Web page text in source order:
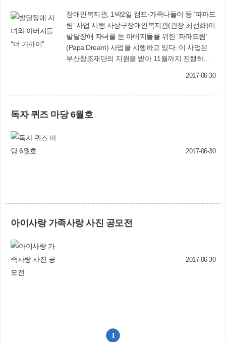
향수에 퐁당~ 빠져드나요? 귀갓길에 그때 그 시절
이 그립다는 부모님 말씀에 괜스레 가슴이 뭉클하
기도……. 진미경(SNS 서포터즈) 청년연합회, 가
족과 함께 봉사활동 사상구청년연합회(회장 김성
하)가 한국요양병원에서 봉사활동을 했다. 회원과
가족들은 병실을 돌며 깨끗이 청소를 하고, 요양
연합회는 야간 방범활동과 캠페인 등을 통해 지역
년연합회 파이팅! 이상철(SNS 서포터즈)
장애인복지관, 1박2일 캠프·가족나들이 등 ‘파파드
림’ 사업 시행 사상구장애인복지관(관장 최선화)이
발달장애 자녀를 둔 아버지들을 위한 ‘파파드림’
(Papa Dream) 사업을 시행하고 있다. 이 사업은
부산창조재단의 지원을 받아 11월까지 진행하며,
장애 자녀를 둔 아버지들의 긍정적 변화를 기대한
2017-06-30
독자 퀴즈 마당 6월호
2017-06-30
아이사랑 가족사랑 사진 공모전
2017-06-30
1